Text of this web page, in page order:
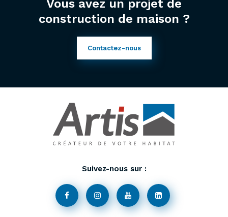
Vous avez un projet de
construction de maison ?
Contactez-nous
Suivez-nous sur :